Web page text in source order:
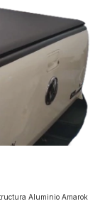
Aluminio Amarok